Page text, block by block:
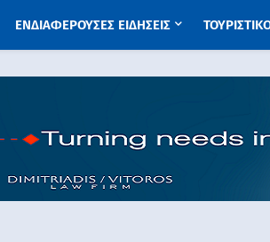
ΕΝΔΙΑΦΕΡΟΥΣΕΣ ΕΙΔΗΣΕΙΣ